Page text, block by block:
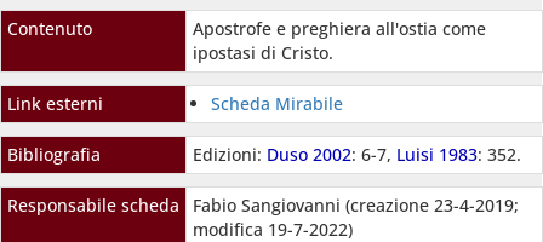
Contenuto
Apostrofe e preghiera all'ostia come
ipostasi di Cristo.
Link esterni Scheda Mirabile
Bibliografia Edizioni: Duso 2002: 6-7, Luisi 1983: 352.
Responsabile scheda
Fabio Sangiovanni (creazione 23-4-2019;
modifica 19-7-2022)